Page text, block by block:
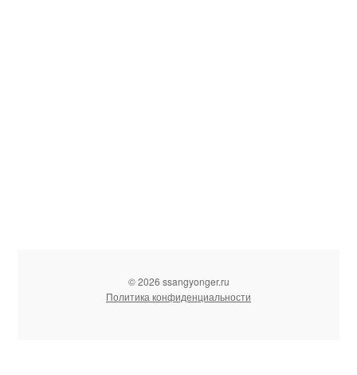
© 2026 ssangyonger.ru
Политика конфиденциальности